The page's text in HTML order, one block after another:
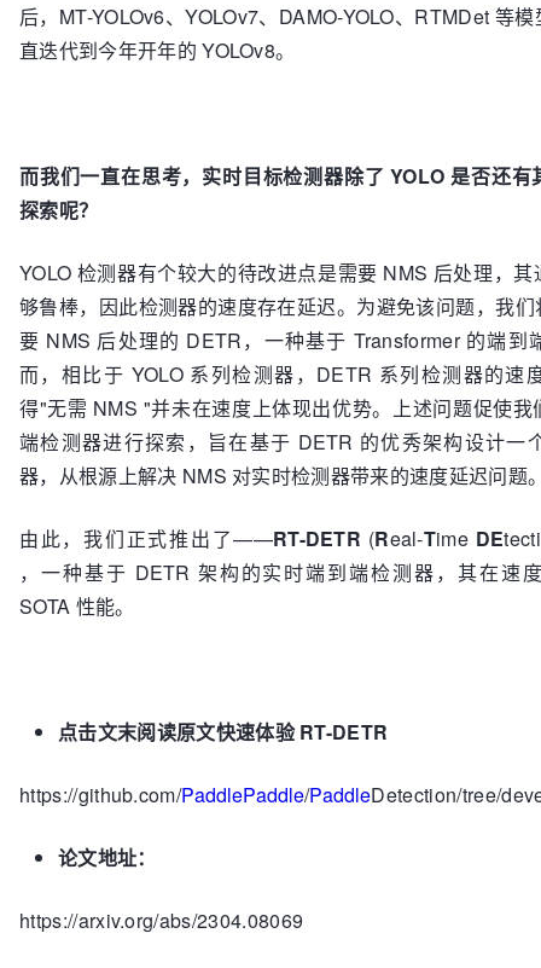
后，MT-YOLOv6、YOLOv7、DAMO-YOLO、RTMDet 等
直迭代到今年开年的 YOLOv8。
而我们一直在思考，实时目标检测器除了 YOLO 是否还有
探索呢？
YOLO 检测器有个较大的待改进点是需要 NMS 后处理，
够鲁棒，因此检测器的速度存在延迟。为避免该问题，我
要 NMS 后处理的 DETR，一种基于 Transformer 的端到
而，相比于 YOLO 系列检测器，DETR 系列检测器的速
得"无需 NMS "并未在速度上体现出优势。上述问题促使我
端检测器进行探索，旨在基于 DETR 的优秀架构设计一
器，从根源上解决 NMS 对实时检测器带来的速度延迟问题
由此，我们正式推出了——RT-DETR (Real-Time DE
，一种基于 DETR 架构的实时端到端检测器，其在速
SOTA 性能。
点击文末阅读原文快速体验 RT-DETR
https://github.com/PaddlePaddle/PaddleDetection/tree/
论文地址：
https://arxiv.org/abs/2304.08069